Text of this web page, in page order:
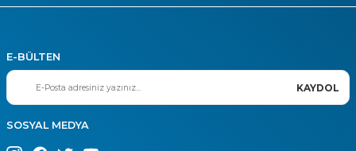
E-BÜLTEN
KAYDOL
SOSYAL MEDYA